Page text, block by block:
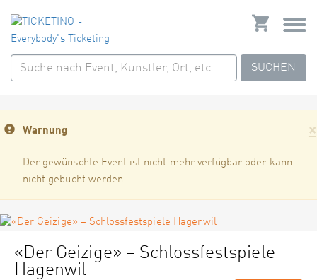
SUCHEN
×
Warnung
Der gewünschte Event ist nicht mehr verfügbar oder kann
nicht gebucht werden
«Der Geizige» – Schlossfestspiele
Hagenwil